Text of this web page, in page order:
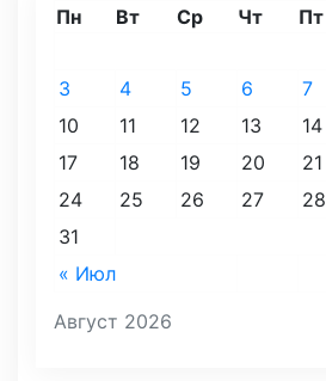
Август 2026
Пн Вт Ср Чт Пт
« Июл
3
4 5 6 7
10
11 12 13 14
17
18 19 20 21
24
25 26 27 28
31